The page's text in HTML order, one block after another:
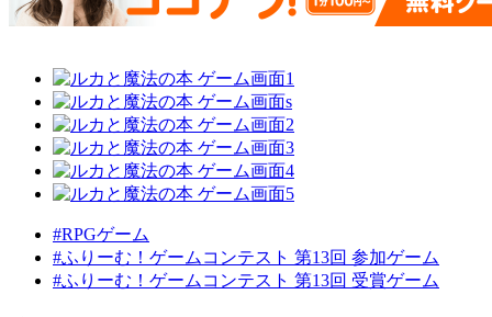
#RPGゲーム
#ふりーむ！ゲームコンテスト 第13回 参加ゲーム
#ふりーむ！ゲームコンテスト 第13回 受賞ゲーム